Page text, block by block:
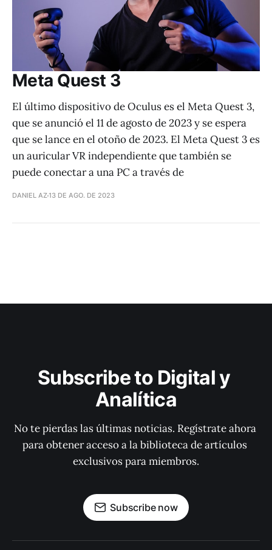
Meta Quest 3
El último dispositivo de Oculus es el Meta Quest 3,
que se anunció el 11 de agosto de 2023 y se espera
que se lance en el otoño de 2023. El Meta Quest 3 es
un auricular VR independiente que también se
puede conectar a una PC a través de
DANIEL AZ13 DE AGO. DE 2023
Subscribe to Digital y
Analítica
No te pierdas las últimas noticias. Regístrate ahora
para obtener acceso a la biblioteca de artículos
exclusivos para miembros.
Subscribe now